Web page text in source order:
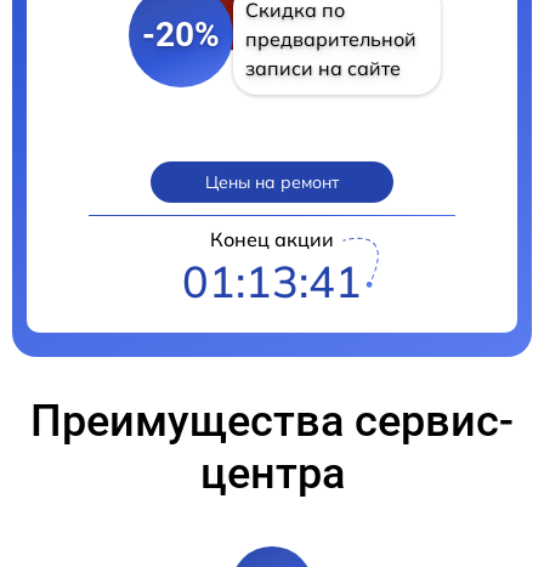
-20%
Скидка по
предварительной
записи на сайте
Цены на ремонт
Конец акции
01:13:40
Преимущества сервис-
центра